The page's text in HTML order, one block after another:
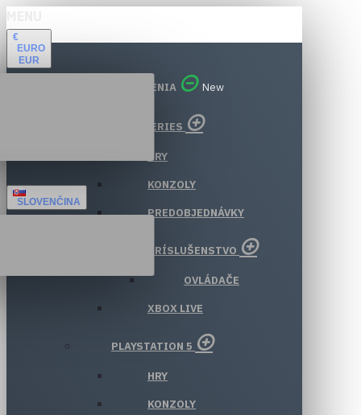
€
EURO
EUR
SLOVENČINA
VŠETKY ODDELENIA New
XBOX SERIES
HRY
KONZOLY
PREDOBJEDNÁVKY
PRÍSLUŠENSTVO
OVLÁDAČE
XBOX LIVE
PLAYSTATION 5
HRY
KONZOLY